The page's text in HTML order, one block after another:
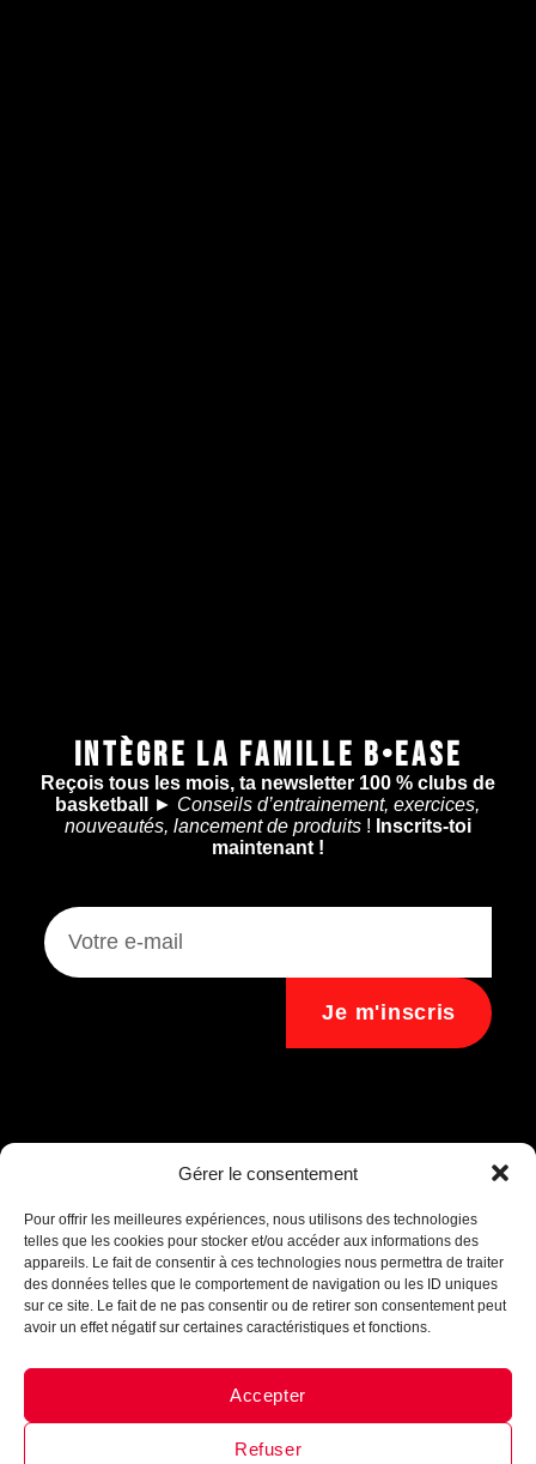
Gérer le consentement
Pour offrir les meilleures expériences, nous utilisons des technologies
telles que les cookies pour stocker et/ou accéder aux informations des
appareils. Le fait de consentir à ces technologies nous permettra de traiter
des données telles que le comportement de navigation ou les ID uniques
sur ce site. Le fait de ne pas consentir ou de retirer son consentement peut
avoir un effet négatif sur certaines caractéristiques et fonctions.
Accepter
Refuser
Messenger · Instagram
INTÈGRE LA FAMILLE B•EASE
Reçois tous les mois, ta newsletter 100 % clubs de
basketball
► Conseils d’entrainement, exercices,
nouveautés, lancement de produits! Inscrits-toi
maintenant !
Je m'inscris